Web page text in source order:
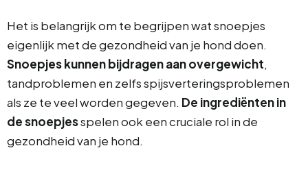
Het is belangrijk om te begrijpen wat snoepjes
eigenlijk met de gezondheid van je hond doen.
Snoepjes kunnen bijdragen aan overgewicht,
tandproblemen en zelfs spijsverteringsproblemen
als ze te veel worden gegeven. De ingrediënten in
de snoepjesspelen ook een cruciale rol in de
gezondheid van je hond.